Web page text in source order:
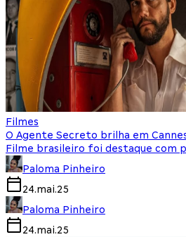
Filmes
O Agente Secreto brilha em
Filme brasileiro foi destaque com
Paloma Pinheiro
24.mai.25
Paloma Pinheiro
24.mai.25